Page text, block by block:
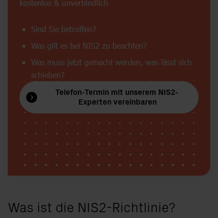
kostenlos & unverbindlich
Sind Sie betroffen?
Was gilt es bei NIS2 zu beachten?
Was muss jetzt gemacht werden, was lässt sich
schieben?
Telefon-Termin mit unserem NIS2-
Experten vereinbaren
Was ist die NIS2-Richtlinie?